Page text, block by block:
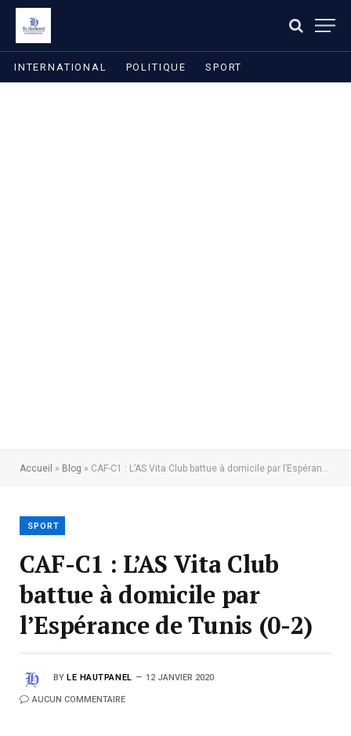
INTERNATIONAL POLITIQUE SPORT
Accueil » Blog » CAF-C1 : L’AS Vita Club battue à domicile par l’Espérance de Tunis (0-2)
SPORT
CAF-C1 : L’AS Vita Club
battue à domicile par
l’Espérance de Tunis (0-2)
BY LE HAUTPANEL 12 JANVIER 2020
AUCUN COMMENTAIRE